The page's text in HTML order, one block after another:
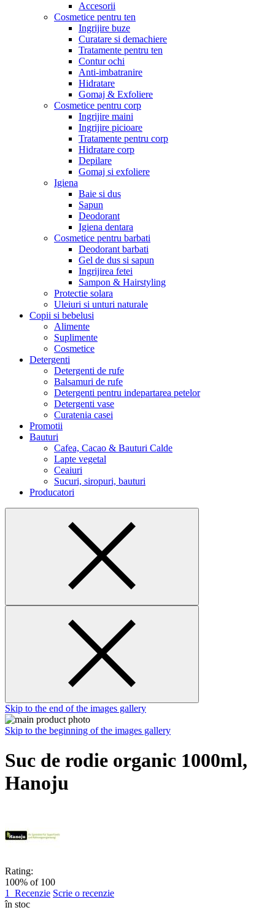
Accesorii
Cosmetice pentru ten
Ingrijire buze
Curatare si demachiere
Tratamente pentru ten
Contur ochi
Anti-imbatranire
Hidratare
Gomaj & Exfoliere
Cosmetice pentru corp
Ingrijire maini
Ingrijire picioare
Tratamente pentru corp
Hidratare corp
Depilare
Gomaj si exfoliere
Igiena
Baie si dus
Sapun
Deodorant
Igiena dentara
Cosmetice pentru barbati
Deodorant barbati
Gel de dus si sapun
Ingrijirea fetei
Sampon & Hairstyling
Protectie solara
Uleiuri si unturi naturale
Copii si bebelusi
Alimente
Suplimente
Cosmetice
Detergenti
Detergenti de rufe
Balsamuri de rufe
Detergenti pentru indepartarea petelor
Detergenti vase
Curatenia casei
Promotii
Bauturi
Cafea, Cacao & Bauturi Calde
Lapte vegetal
Ceaiuri
Sucuri, siropuri, bauturi
Producatori
Skip to the end of the images gallery
Skip to the beginning of the images gallery
Suc de rodie organic 1000ml,
Hanoju
Rating:
100% of 100
1
Recenzie Scrie o recenzie
în stoc